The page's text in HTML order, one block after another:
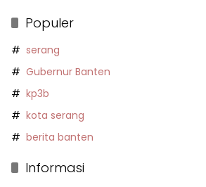
Populer
serang
Gubernur Banten
kp3b
kota serang
berita banten
Informasi